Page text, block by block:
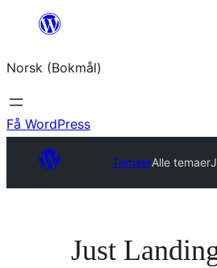
Hopp
innhold
Norsk (Bokmål)
Få WordPress
TemaerAlle temaer
Just